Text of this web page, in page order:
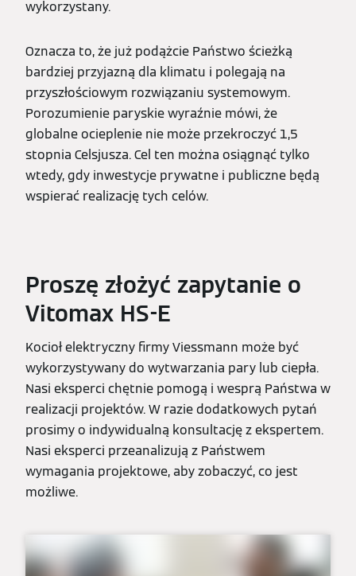
wykorzystany.
Oznacza to, że już podążcie Państwo ścieżką
bardziej przyjazną dla klimatu i polegają na
przyszłościowym rozwiązaniu systemowym.
Porozumienie paryskie wyraźnie mówi, że
globalne ocieplenie nie może przekroczyć 1,5
stopnia Celsjusza. Cel ten można osiągnąć tylko
wtedy, gdy inwestycje prywatne i publiczne będą
wspierać realizację tych celów.
Proszę złożyć zapytanie o
Vitomax HS-E
Kocioł elektryczny firmy Viessmann może być
wykorzystywany do wytwarzania pary lub ciepła.
Nasi eksperci chętnie pomogą i wesprą Państwa w
realizacji projektów. W razie dodatkowych pytań
prosimy o indywidualną konsultację z ekspertem.
Nasi eksperci przeanalizują z Państwem
wymagania projektowe, aby zobaczyć, co jest
możliwe.